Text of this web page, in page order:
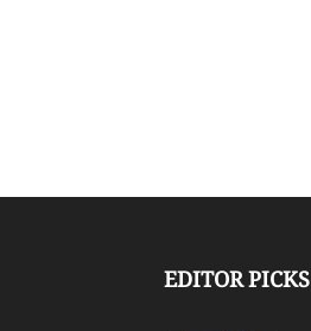
EDITOR PICKS